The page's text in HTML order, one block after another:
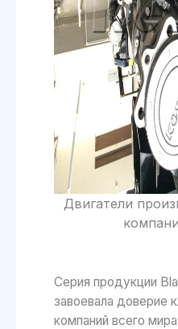
Двигатели
Серия продукции
завоевала доверие
компаний всего